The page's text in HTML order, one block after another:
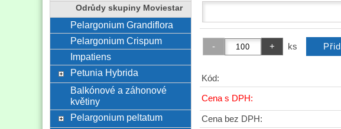
ks
Kód:
Cena s DPH:
Cena bez DPH:
Odrůdy skupiny Moviestar
Pelargonium Grandiflora
Pelargonium Crispum
Impatiens
Petunia Hybrida
Balkónové a záhonové
květiny
Pelargonium peltatum